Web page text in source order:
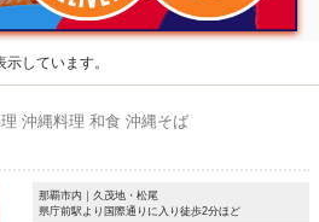
しています。
沖縄料理 和食 沖縄そば
那覇市内｜久茂地・松尾
県庁前駅より国際通りに入り徒歩2分ほど